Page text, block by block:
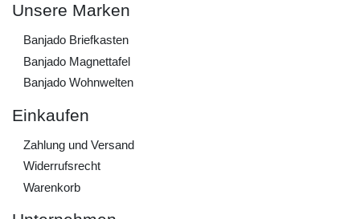
Unsere Marken
Banjado Briefkasten
Banjado Magnettafel
Banjado Wohnwelten
Einkaufen
Zahlung und Versand
Widerrufs­recht
Warenkorb